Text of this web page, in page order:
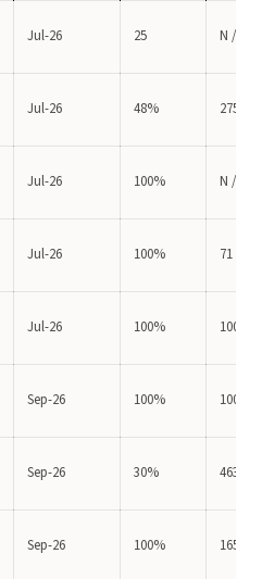
Jul-26 25 N / A
Jul-26 48% 275
Jul-26 100% N / A
Jul-26 100% 71
Jul-26 100% 100
Sep-26 100% 100
Sep-26 30% 463
Sep-26 100% 165